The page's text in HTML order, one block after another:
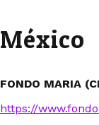
México
FONDO MARIA
https://